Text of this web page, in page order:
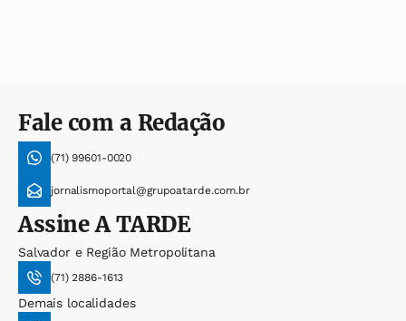
Fale com a Redação
(71) 99601-0020
jornalismoportal@grupoatarde.com.br
AssineA TARDE
Salvador e Região Metropolitana
(71) 2886-1613
Demais localidades